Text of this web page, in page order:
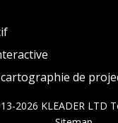
de
2026 KLEADER LTD